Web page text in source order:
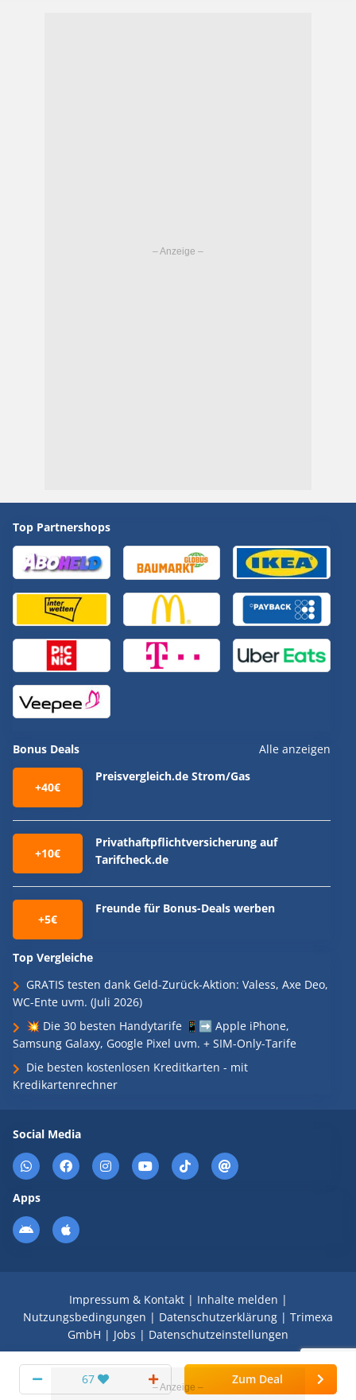
67 Zum Deal
Top Partnershops
Bonus Deals Alle anzeigen
+40€
Preisvergleich.de Strom/Gas
+10€
Privathaftpflichtversicherung auf
Tarifcheck.de
+5€
Freunde für Bonus-Deals werben
Top Vergleiche
GRATIS testen dank Geld-Zurück-Aktion: Valess, Axe Deo,
WC-Ente uvm. (Juli 2026)
💥 Die 30 besten Handytarife 📱➡️ Apple iPhone,
Samsung Galaxy, Google Pixel uvm. + SIM-Only-Tarife
Die besten kostenlosen Kreditkarten - mit
Kredikartenrechner
Social Media
Apps
Impressum & Kontakt| Inhalte melden |
Nutzungsbedingungen | Datenschutzerklärung | Trimexa
GmbH | Jobs | Datenschutzeinstellungen
© 2008 - 2026 Schnäppchen Blog mit Doktortitel -
DealDoktor.de